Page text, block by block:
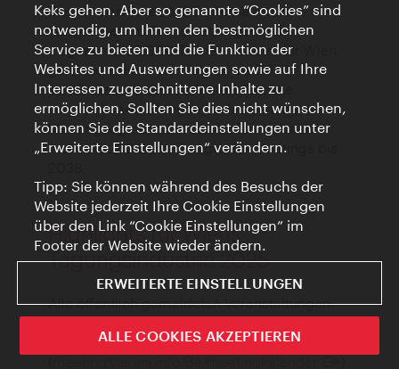
Convention Bureau 120 internationale
Kongresse und Firmentagungen mit
insgesamt 150.000 Teilnehmenden für Wien
gewinnen, die in den Jahren bis 2030
stattfinden werden“, erläutert Paic die
vergleichsweise langen Vorlaufzeiten im
Meetingsegment. Derzeit laufen weltweit
mehr als 250 Bewerbungen für Meetings bis
Highlights für Wiens
Tagungsindustrie 2025
Alle öffentlich gemeldeten Veranstaltungen
sind auf der Website des Vienna Convention
Bureau ersichtlich
Keks gehen. Aber so genannte “Cookies” sind
notwendig, um Ihnen den bestmöglichen
Service zu bieten und die Funktion der
Websites und Auswertungen sowie auf Ihre
Interessen zugeschnittene Inhalte zu
ermöglichen. Sollten Sie dies nicht wünschen,
können Sie die Standardeinstellungen unter
„Erweiterte Einstellungen“ verändern.
Tipp: Sie können während des Besuchs der
Website jederzeit Ihre Cookie Einstellungen
über den Link “Cookie Einstellungen” im
Footer der Website wieder ändern.
ERWEITERTE EINSTELLUNGEN
ALLE COOKIES AKZEPTIEREN